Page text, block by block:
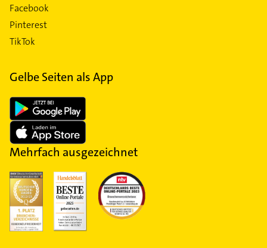
Facebook
Pinterest
TikTok
Gelbe Seiten als App
Mehrfach ausgezeichnet